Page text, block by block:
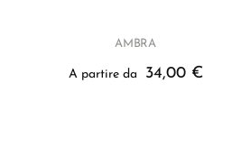
AMBRA
A partire da 34,00 €